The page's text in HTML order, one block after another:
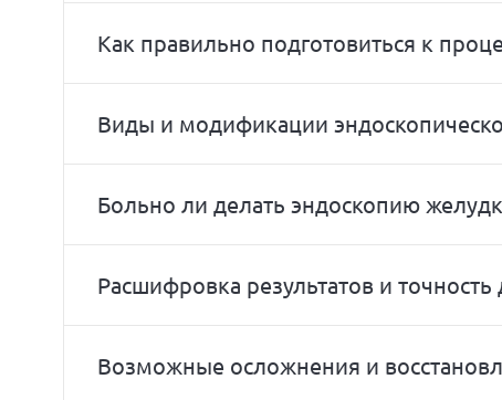
Как правильно подготовиться к
Виды и модификации
Больно ли делать эндоскопию
Расшифровка результатов и точность
Возможные осложнения и